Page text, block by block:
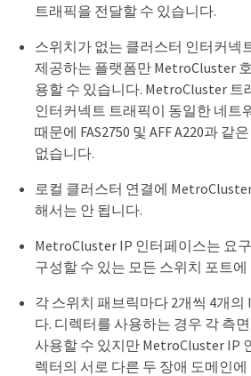
트래픽을 전달할 수 있습니다.
스위치가 없는 클러스터 인터커넥
제공하는 플랫폼만 MetroCluster
용할 수 있습니다. MetroCluster
인터커넥트 트래픽이 동일한 네트
때문에 FAS2750 및 AFF A220과 같
없습니다.
로컬 클러스터 연결에
해서는 안 됩니다.
MetroCluster IP 인터페이스는 요
구성할 수 있는 모든 스위치 포트
각 스위치 패브릭마다 2개씩 4개의
다. 디렉터를 사용하는 경우 각 측
사용할 수 있지만 MetroCluster IP
렉터의 서로 다른 두 장애 도메인